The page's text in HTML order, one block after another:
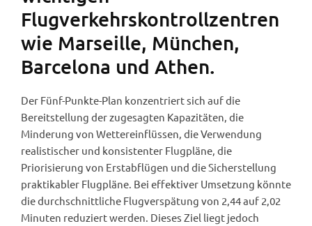
Flugverkehrskontrollzentren
wie Marseille, München,
Barcelona und Athen.
Der Fünf-Punkte-Plan konzentriert sich auf die
Bereitstellung der zugesagten Kapazitäten, die
Minderung von Wettereinflüssen, die Verwendung
realistischer und konsistenter Flugpläne, die
Priorisierung von Erstabflügen und die Sicherstellung
praktikabler Flugpläne. Bei effektiver Umsetzung könnte
die durchschnittliche Flugverspätung von 2,44 auf 2,02
Minuten reduziert werden. Dieses Ziel liegt jedoch